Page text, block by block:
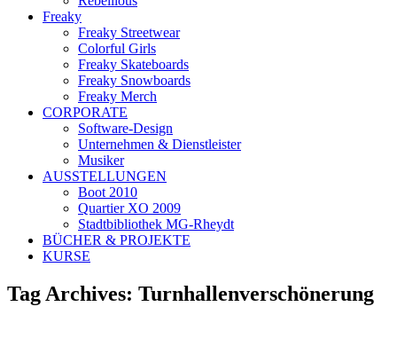
Freaky
Freaky Streetwear
Colorful Girls
Freaky Skateboards
Freaky Snowboards
Freaky Merch
CORPORATE
Software-Design
Unternehmen & Dienstleister
Musiker
AUSSTELLUNGEN
Boot 2010
Quartier XO 2009
Stadtbibliothek MG-Rheydt
BÜCHER & PROJEKTE
KURSE
Tag Archives: Turnhallenverschönerung